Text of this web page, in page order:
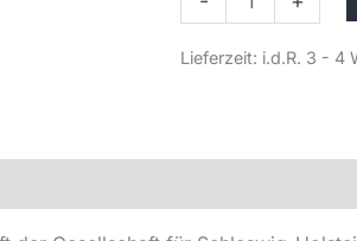
Lieferzeit: i.d.R. 3 - 4